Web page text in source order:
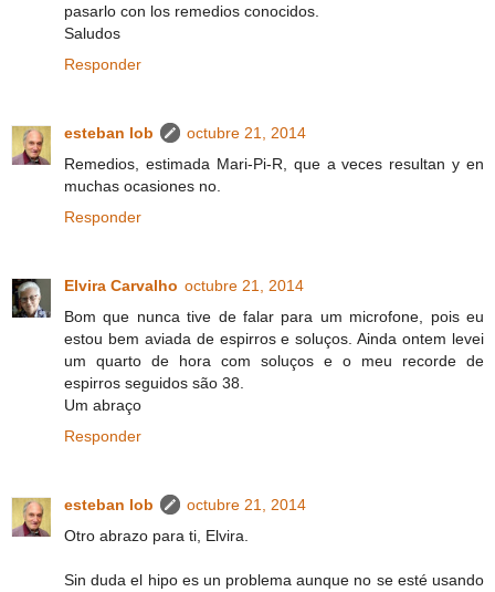
pasarlo con los remedios conocidos.
Saludos
Responder
esteban lob
octubre 21, 2014
Remedios, estimada Mari-Pi-R, que a veces resultan y en
muchas ocasiones no.
Responder
Elvira Carvalho octubre 21, 2014
Bom que nunca tive de falar para um microfone, pois eu
estou bem aviada de espirros e soluços. Ainda ontem levei
um quarto de hora com soluços e o meu recorde de
espirros seguidos são 38.
Um abraço
Responder
esteban lob
octubre 21, 2014
Otro abrazo para ti, Elvira.
Sin duda el hipo es un problema aunque no se esté usando